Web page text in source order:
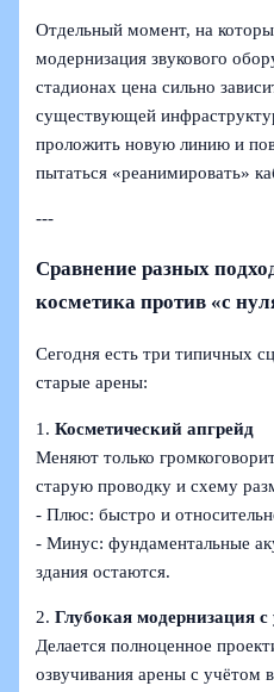
Отдельный момент, на
модернизация звукового
стадионах цена сильно
существующей
проложить новую линию и
пытаться «реанимировать»
---
Сравнение разных
косметика против «с
Сегодня есть три типичных
старые арены:
1.Косметический апгрейд
Меняют только
старую проводку и схему
- Плюс: быстро и
- Минус: фундаментальные
здания остаются.
2.Глубокая модернизация
Делается полноценное
озвучивания арены с учётом